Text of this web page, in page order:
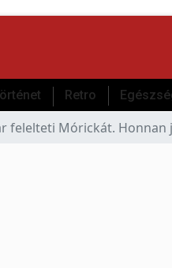
Retro
felelteti Mórickát. Honnan